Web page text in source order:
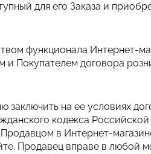
для его Заказа и
функционала Интернет-
и Покупателем договора
на ее условиях
кодекса
в Интернет-
Продавец вправе в любой